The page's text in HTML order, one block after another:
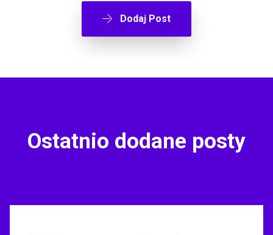
Dodaj Post
Ostatnio dodane posty